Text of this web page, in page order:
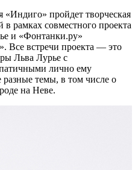
«Индиго» пройдет творческая
в рамках совместного проекта
и «Фонтанки.ру»
Все встречи проекта — это
Льва Лурье с
лично ему
темы, в том числе о
на Неве.